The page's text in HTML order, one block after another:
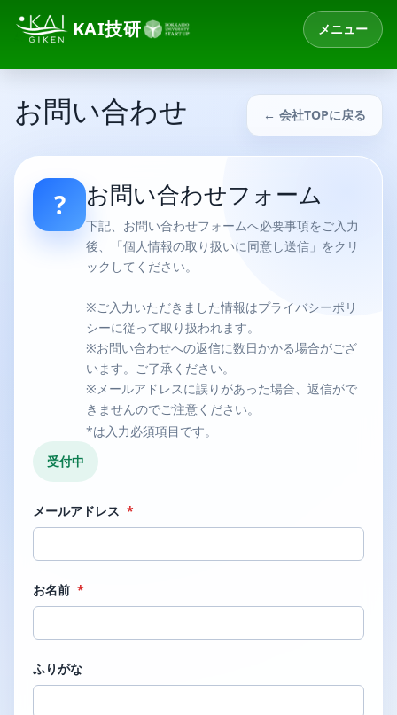
KAI技研 メニュー
お問い合わせ ← 会社TOPに戻る
? お問い合わせフォーム
下記、お問い合わせフォームへ必要事項をご入力
後、「個人情報の取り扱いに同意し送信」をクリ
ックしてください。
※ご入力いただきました情報はプライバシーポリ
シーに従って取り扱われます。
※お問い合わせへの返信に数日かかる場合がござ
います。ご了承ください。
※メールアドレスに誤りがあった場合、返信がで
きませんのでご注意ください。
*は入力必須項目です。
受付中
メールアドレス *
お名前 *
ふりがな